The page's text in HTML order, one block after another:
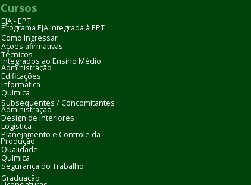
Cursos
EJA - EPT
Programa EJA Integrada à EPT
Como Ingressar
Ações afirmativas
Técnicos
Integrados ao Ensino Médio
Administração
Edificações
Informática
Química
Subsequentes / Concomitantes
Administração
Design de Interiores
Logística
Planejamento e Controle da
Produção
Qualidade
Química
Segurança do Trabalho
Graduação